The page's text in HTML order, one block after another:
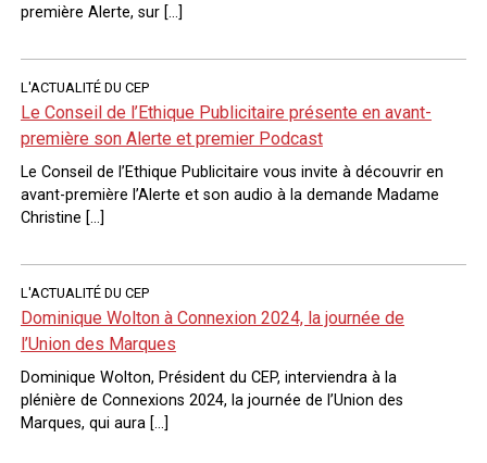
première Alerte, sur […]
L'ACTUALITÉ DU CEP
Le Conseil de l’Ethique Publicitaire présente en avant-
première son Alerte et premier Podcast
Le Conseil de l’Ethique Publicitaire vous invite à découvrir en
avant-première l’Alerte et son audio à la demande Madame
Christine […]
L'ACTUALITÉ DU CEP
Dominique Wolton à Connexion 2024, la journée de
l’Union des Marques
Dominique Wolton, Président du CEP, interviendra à la
plénière de Connexions 2024, la journée de l’Union des
Marques, qui aura […]